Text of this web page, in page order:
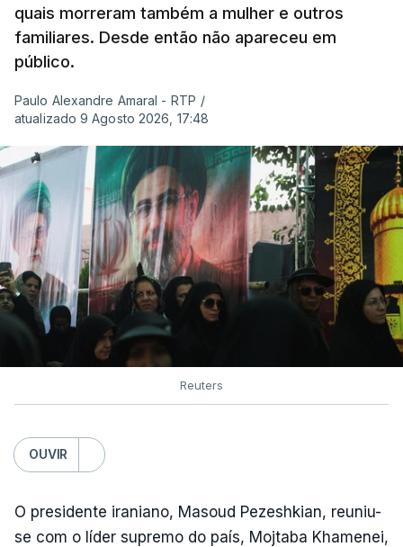
quais morreram também a mulher e outros
familiares. Desde então não apareceu em
público.
Paulo Alexandre Amaral - RTP /
atualizado 9 Agosto 2026, 17:48
Reuters
OUVIR
O presidente iraniano, Masoud Pezeshkian, reuniu-
se com o líder supremo do país, Mojtaba Khamenei,